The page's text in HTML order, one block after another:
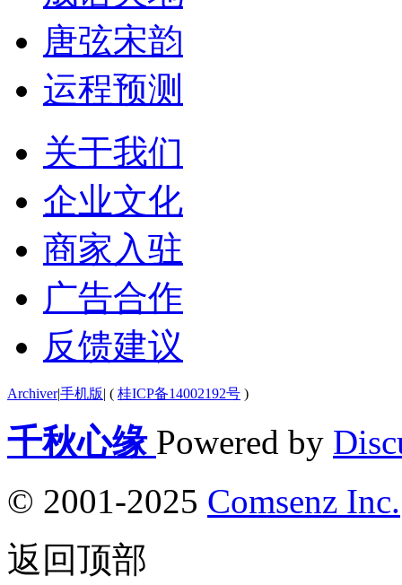
唐弦宋韵
运程预测
关于我们
企业文化
商家入驻
广告合作
反馈建议
Archiver|手机版| ( 桂ICP备14002192号 )
千秋心缘 Powered by
© 2001-2025 Comsenz Inc.
返回顶部